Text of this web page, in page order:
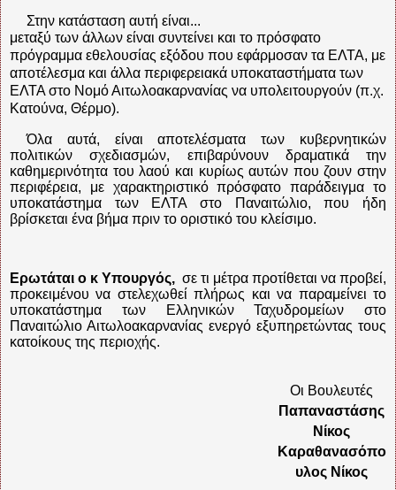
Στην κατάσταση αυτή είναι...
μεταξύ των άλλων είναι συντείνει και το πρόσφατο
πρόγραμμα εθελουσίας εξόδου που εφάρμοσαν τα ΕΛΤΑ, με
αποτέλεσμα και άλλα περιφερειακά υποκαταστήματα των
ΕΛΤΑ στο Νομό Αιτωλοακαρνανίας να υπολειτουργούν (π.χ.
Κατούνα, Θέρμο).
Όλα αυτά, είναι αποτελέσματα των κυβερνητικών
πολιτικών σχεδιασμών, επιβαρύνουν δραματικά την
καθημερινότητα του λαού και κυρίως αυτών που ζουν στην
περιφέρεια, με χαρακτηριστικό πρόσφατο παράδειγμα το
υποκατάστημα των ΕΛΤΑ στο Παναιτώλιο, που ήδη
βρίσκεται ένα βήμα πριν το οριστικό του κλείσιμο.
Ερωτάται ο κ Υπουργός, σε τι μέτρα προτίθεται να προβεί,
προκειμένου να στελεχωθεί πλήρως και να παραμείνει το
υποκατάστημα των Ελληνικών Ταχυδρομείων στο
Παναιτώλιο Αιτωλοακαρνανίας ενεργό εξυπηρετώντας τους
κατοίκους της περιοχής.
Οι Βουλευτές
Παπαναστάσης
Νίκος
Καραθανασόπο
υλος Νίκος